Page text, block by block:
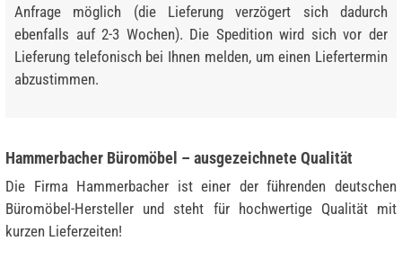
Anfrage möglich (die Lieferung verzögert sich dadurch
ebenfalls auf 2-3 Wochen). Die Spedition wird sich vor der
Lieferung telefonisch bei Ihnen melden, um einen Liefertermin
abzustimmen.
Hammerbacher Büromöbel – ausgezeichnete Qualität
Die Firma Hammerbacher ist einer der führenden deutschen
Büromöbel-Hersteller und steht für hochwertige Qualität mit
kurzen Lieferzeiten!